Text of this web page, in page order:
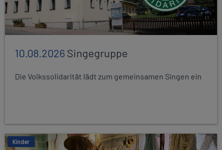
10.08.2026Singegruppe
Die Volkssolidarität lädt zum gemeinsamen Singen ein
Kinder